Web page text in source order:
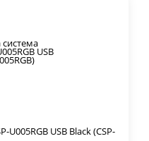
USB Black (CSP-